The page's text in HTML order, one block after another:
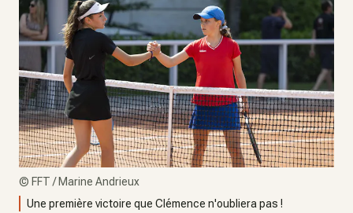
© FFT / Marine Andrieux
Une première victoire que Clémence n'oubliera pas !